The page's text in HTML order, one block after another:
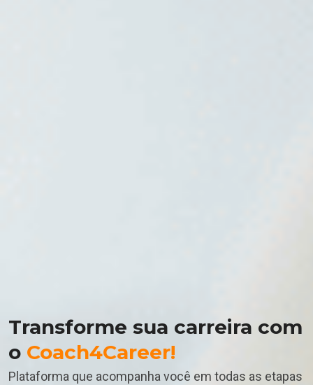
Transforme sua carreira com
o Coach4Career!
Plataforma que acompanha você em todas as etapas